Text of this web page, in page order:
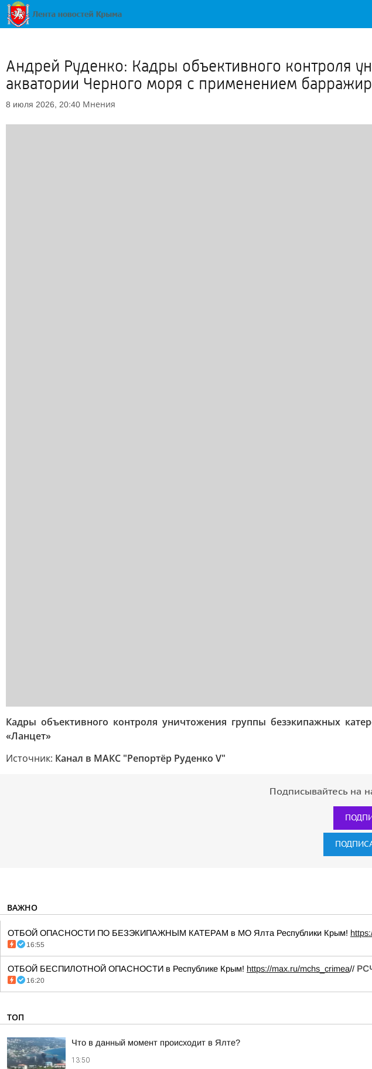
Андрей Руденко: Кадры объективного контроля
акватории Черного моря с применением
8 июля 2026, 20:40 Мнения
Кадры объективного контроля уничтожения группы безэкипажных
«Ланцет»
Источник: Канал в МАКС "Репортёр Руденко V"
Подписывайтесь на
ВАЖНО
ОТБОЙ ОПАСНОСТИ ПО БЕЗЭКИПАЖНЫМ КАТЕРАМ в МО Ялта Республики Крым!
16:55
ОТБОЙ БЕСПИЛОТНОЙ ОПАСНОСТИ в Республике Крым! https://max.ru/mchs_crimea//
16:20
ТОП
Что в данный момент происходит в Ялте?
13:50